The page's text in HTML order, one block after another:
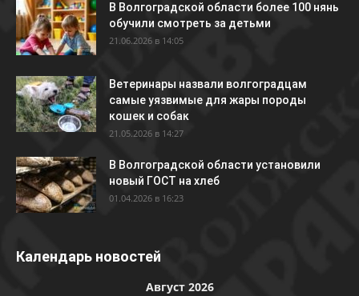
В Волгоградской области более 100 нянь
обучили смотреть за детьми
21.06.2026 в 14:05
Ветеринары назвали волгоградцам
самые уязвимые для жары породы
кошек и собак
21.05.2026 в 14:27
В Волгоградской области установили
новый ГОСТ на хлеб
01.04.2026 в 16:23
Календарь новостей
Август 2026